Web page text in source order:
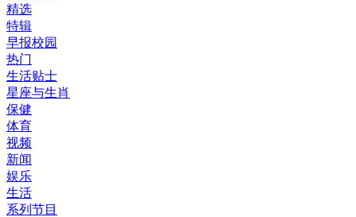
精选
特辑
早报校园
热门
生活贴士
星座与生肖
保健
体育
视频
新闻
娱乐
生活
系列节目